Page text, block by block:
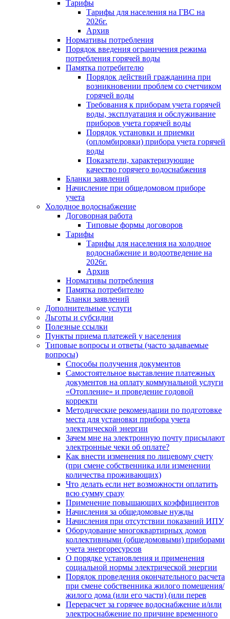
Тарифы
Тарифы для населения на ГВС на
2026г.
Архив
Нормативы потребления
Порядок введения ограничения режима
потребления горячей воды
Памятка потребителю
Порядок действий гражданина при
возникновении проблем со счетчиком
горячей воды
Требования к приборам учета горячей
воды, эксплуатация и обслуживание
приборов учета горячей воды
Порядок установки и приемки
(опломбировки) прибора учета горячей
воды
Показатели, характеризующие
качество горячего водоснабжения
Бланки заявлений
Начисление при общедомовом приборе
учета
Холодное водоснабжение
Договорная работа
Типовые формы договоров
Тарифы
Тарифы для населения на холодное
водоснабжение и водоотведение на
2026г.
Архив
Нормативы потребления
Памятка потребителю
Бланки заявлений
Дополнительные услуги
Льготы и субсидии
Полезные ссылки
Пункты приема платежей у населения
Типовые вопросы и ответы (часто задаваемые
вопросы)
Способы получения документов
Самостоятельное выставление платежных
документов на оплату коммунальной услуги
«Отопление» и проведение годовой
корректи
Методические рекомендации по подготовке
места для установки прибора учета
электрической энергии
Зачем мне на электронную почту присылают
электронные чеки об оплате?
Как внести изменения по лицевому счету
(при смене собственника или изменении
количества проживающих)
Что делать если нет возможности оплатить
всю сумму сразу
Применение повышающих коэффициентов
Начисления за общедомовые нужды
Начисления при отсутствии показаний ИПУ
Оборудование многоквартирных домов
коллективными (общедомовыми) приборами
учета энергоресурсов
О порядке установления и применения
социальной нормы электрической энергии
Порядок проведения окончательного расчета
при смене собственника жилого помещения/
жилого дома (или его части) (или перев
Перерасчет за горячее водоснабжение и/или
электроснабжение по причине временного